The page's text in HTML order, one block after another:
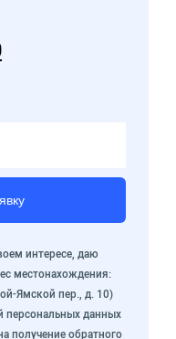
интересе, даю
местонахождения:
Ямской пер., д. 10)
персональных данных
получение обратного